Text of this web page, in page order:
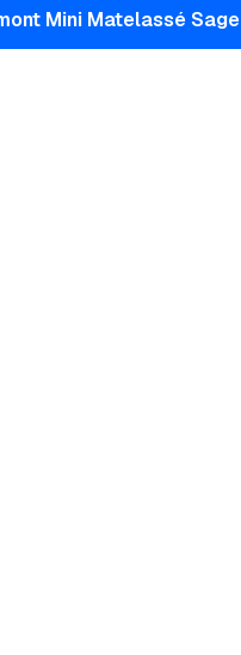
Mini Matelassé Sage